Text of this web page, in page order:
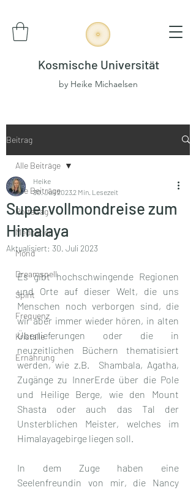
Kosmische Universität
by Heike Michaelsen
Beitrag
Alle Beiträge
Portaltag
Meditation
Mond
Dreamspell
Spirit
Frequenz
Kristalle
Ernährung
Alle Beiträge
Supervollmondreise zum
Himalaya
Heike
30. Juli 20232 Min. Lesezeit
Aktualisiert: 30. Juli 2023
Es gibt hochschwingende Regionen
und Orte auf dieser Welt, die uns
Menschen noch verborgen sind, die
wir abér immer wieder hören, in alten
Überlieferungen oder die in
neuzeitlichen Büchern thematisiert
werden, wie z.B.  Shambala, Agatha,
Zugänge zu InnerErde über die Pole
und Heilige Berge, wie den Mount
Shasta oder auch das Tal der
Unsterblichen Meister, welches im
Himalayagebirge liegen soll.
In dem Zuge haben eine
Seelenfreundin von mir, die Nancy